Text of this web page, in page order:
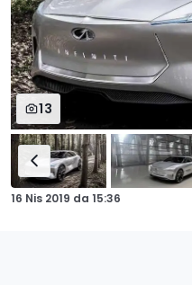
13
16 Nis 2019 da 15:36